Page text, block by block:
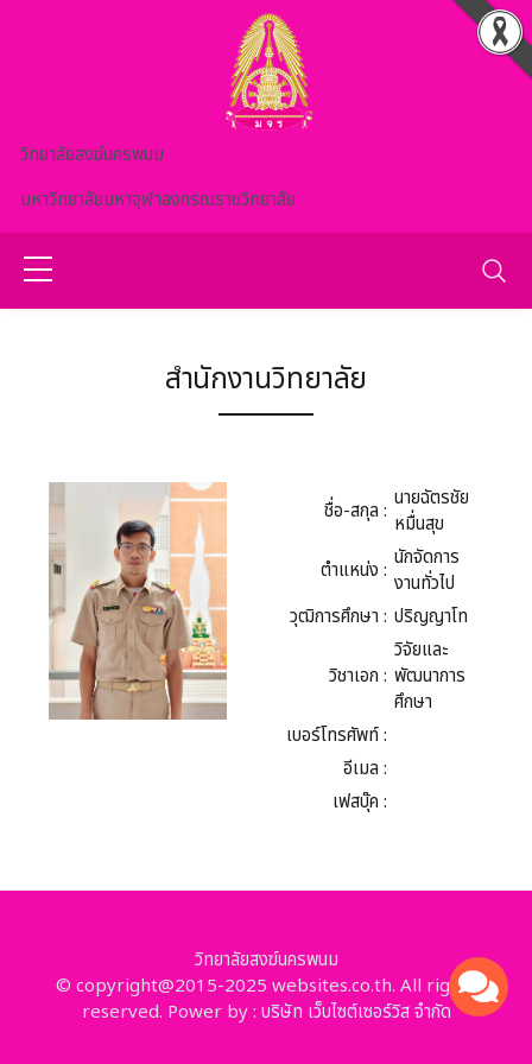
วิทยาลัยสงฆ์นครพนม
มหาวิทยาลัยมหาจุฬาลงกรณราชวิทยาลัย
สำนักงานวิทยาลัย
ชื่อ-สกุล : นายฉัตรชัย
หมื่นสุข
ตำแหน่ง : นักจัดการ
งานทั่วไป
วุฒิการศึกษา : ปริญญาโท
วิชาเอก :
วิจัยและ
พัฒนาการ
ศึกษา
เบอร์โทรศัพท์ :
อีเมล :
เฟสบุ๊ค :
วิทยาลัยสงฆ์นครพนม
© copyright@2015-2025 websites.co.th. All rights
reserved. Power by : บริษัท เว็บไซต์เซอร์วิส จำกัด